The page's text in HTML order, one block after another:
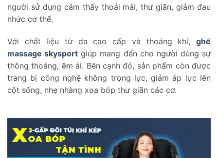
người sử dụng cảm thấy thoải mái, thư giãn, giảm đau
nhức cơ thể.
Với chất liệu từ da cao cấp và thoáng khí, ghế
massage skysport giúp mang đến cho người dùng sự
thông thoáng, êm ái. Bên cạnh đó, sản phẩm còn được
trang bị công nghệ không trọng lực, giảm áp lực lên
cột sống, nhẹ nhàng xoa bóp thư giãn các cơ.